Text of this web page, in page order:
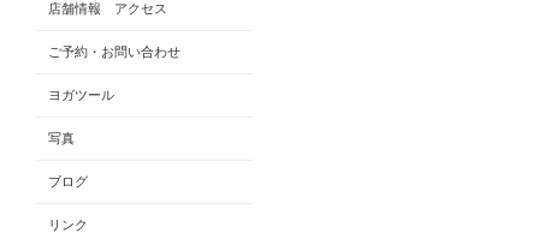
店舗情報 アクセス
ご予約・お問い合わせ
ヨガツール
写真
ブログ
リンク